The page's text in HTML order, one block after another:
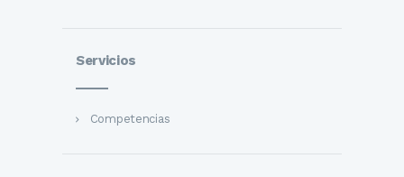
Servicios
Competencias